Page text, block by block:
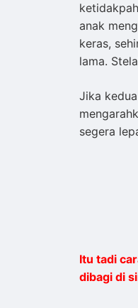
anak
keras,
lama.
Jika
segera
Itu tadi
dibagi di